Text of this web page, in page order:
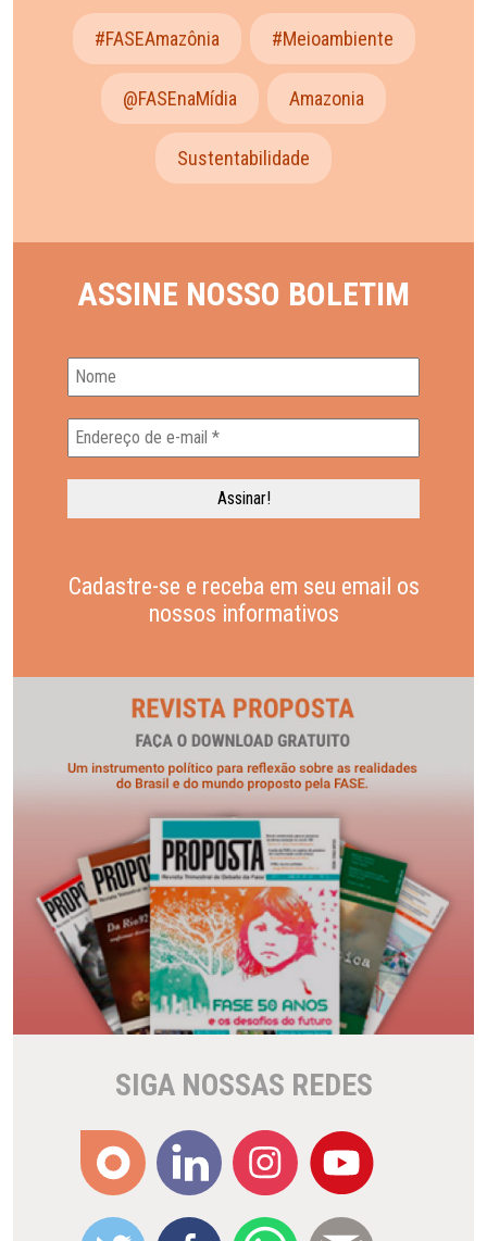
#FASEAmazônia #meioambiente
@FASEnaMídia Amazonia
Sustentabilidade
ASSINE NOSSO BOLETIM
Cadastre-se e receba em seu email os
nossos informativos
SIGA NOSSAS REDES